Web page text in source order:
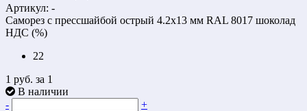
Артикул: -
Саморез с прессшайбой острый 4.2x13 мм RAL 8017 шоколад
НДС (%)
22
1 руб. за 1
В наличии
-
+